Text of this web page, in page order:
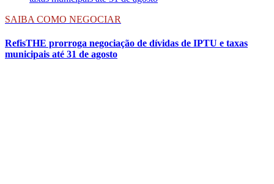
SAIBA COMO NEGOCIAR
RefisTHE prorroga negociação de dívidas de IPTU e taxas
municipais até 31 de agosto